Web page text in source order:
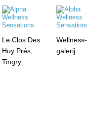
Le Clos Des
Huy Prés,
Tingry
Wellness-
galerij